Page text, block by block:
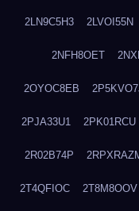
2LN9C5H3 2LVOI55N
2NFH8OET
2OYOC8EB
2PJA33U1 2PK01RCU
2R02B74P
2T4QFIOC 2T8M8OOV